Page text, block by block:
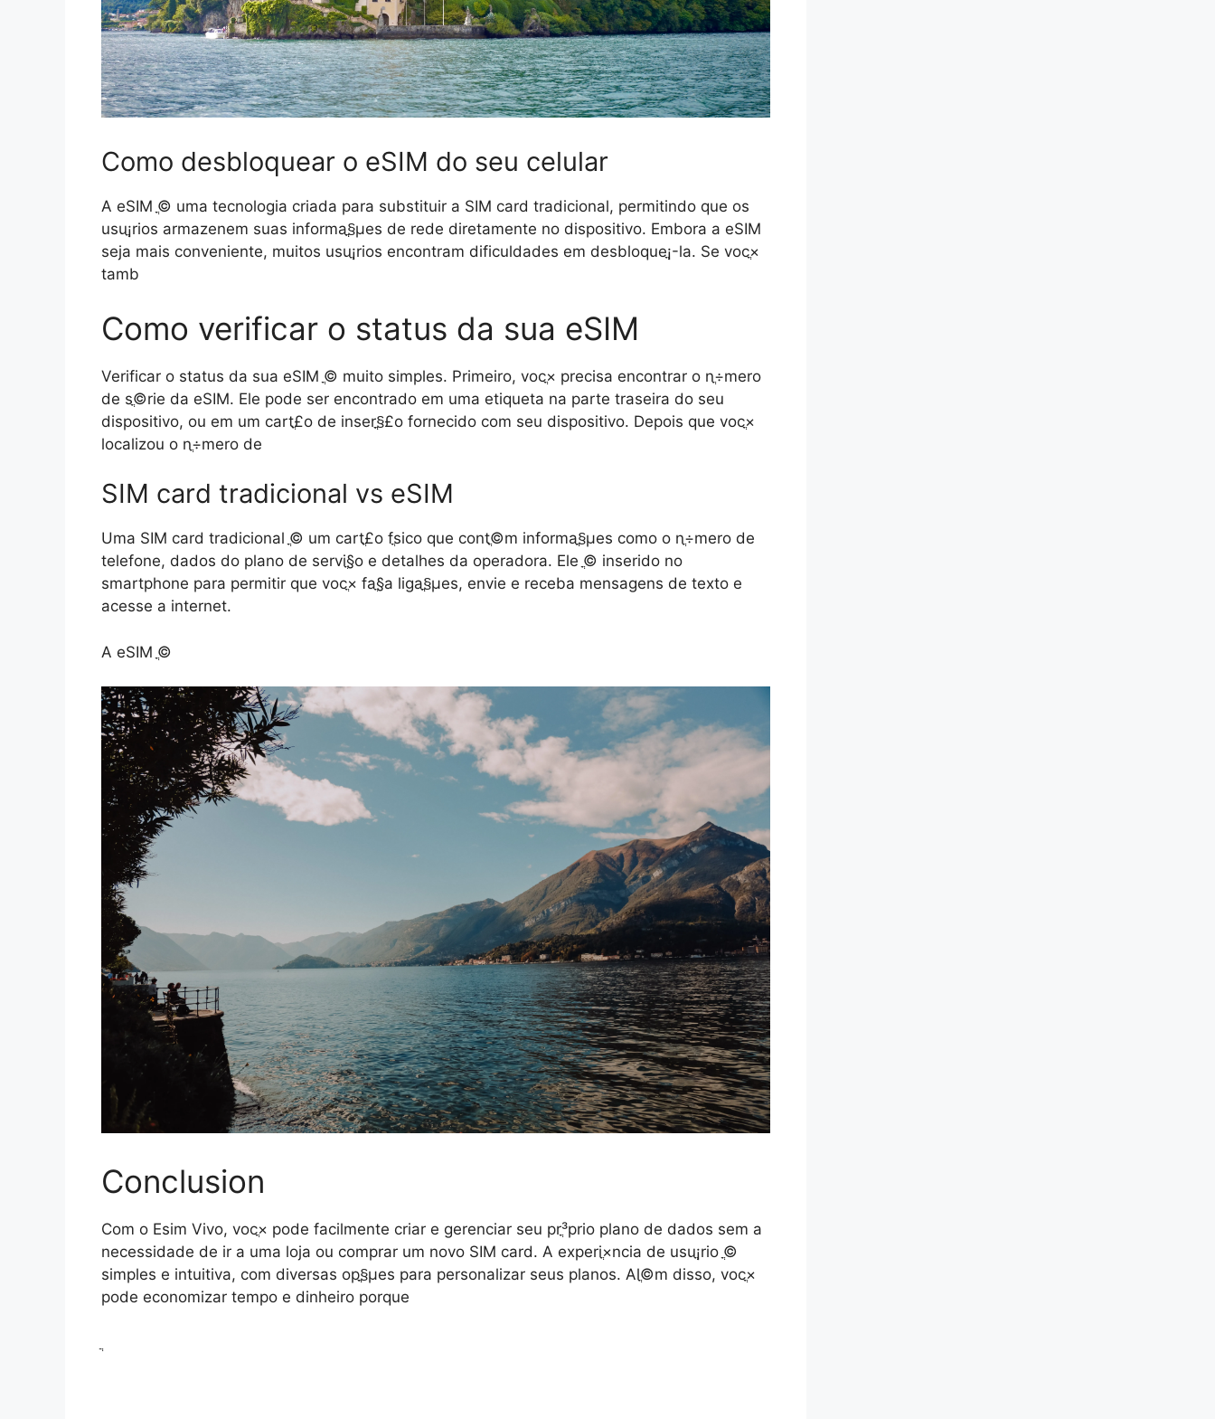
Como desbloquear o eSIM do seu celular
A eSIM ֳ© uma tecnologia criada para substituir a SIM card tradicional, permitindo que os
usuֳ¡rios armazenem suas informaֳ§ֳµes de rede diretamente no dispositivo. Embora a eSIM
seja mais conveniente, muitos usuֳ¡rios encontram dificuldades em desbloqueֳ¡-la. Se vocֳ×
tamb
Como verificar o status da sua eSIM
Verificar o status da sua eSIM ֳ© muito simples. Primeiro, vocֳ× precisa encontrar o nֳ÷mero
de sֳ©rie da eSIM. Ele pode ser encontrado em uma etiqueta na parte traseira do seu
dispositivo, ou em um cartֳ£o de inserֳ§ֳ£o fornecido com seu dispositivo. Depois que vocֳ×
localizou o nֳ÷mero de
SIM card tradicional vs eSIM
Uma SIM card tradicional ֳ© um cartֳ£o fֳ­sico que contֳ©m informaֳ§ֳµes como o nֳ÷mero de
telefone, dados do plano de serviֳ§o e detalhes da operadora. Ele ֳ© inserido no
smartphone para permitir que vocֳ× faֳ§a ligaֳ§ֳµes, envie e receba mensagens de texto e
acesse a internet.
A eSIM ֳ©
Conclusion
Com o Esim Vivo, vocֳ× pode facilmente criar e gerenciar seu prֳ³prio plano de dados sem a
necessidade de ir a uma loja ou comprar um novo SIM card. A experiֳ×ncia de usuֳ¡rio ֳ©
simples e intuitiva, com diversas opֳ§ֳµes para personalizar seus planos. Alֳ©m disso, vocֳ×
pode economizar tempo e dinheiro porque